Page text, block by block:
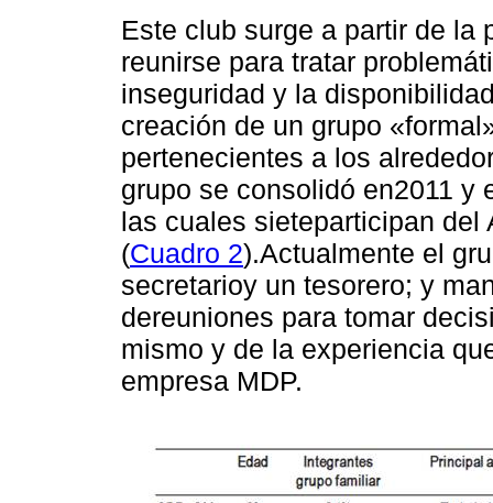
Este club surge a partir de la
reunirse para tratar
inseguridad y la
creación de un grupo
pertenecientes a los
grupo se consolidó en2011 y
las cuales sieteparticipan del
(Cuadro 2).Actualmente el
secretarioy un tesorero; y
dereuniones para tomar
mismo y de la experiencia
empresa MDP.